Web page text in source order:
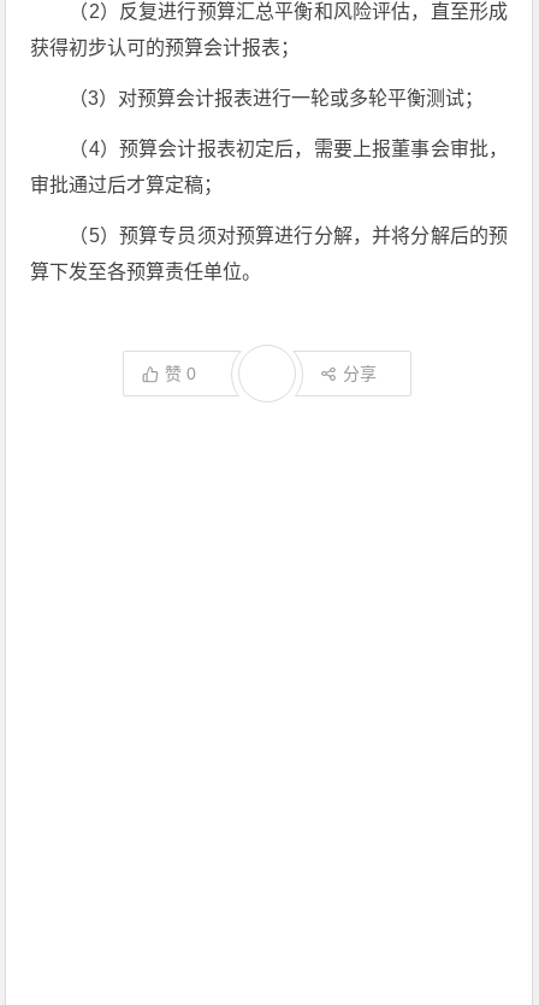
（2）反复进行预算汇总平衡和风险评估，直至形成
获得初步认可的预算会计报表；
（3）对预算会计报表进行一轮或多轮平衡测试；
（4）预算会计报表初定后，需要上报董事会审批，
审批通过后才算定稿；
（5）预算专员须对预算进行分解，并将分解后的预
算下发至各预算责任单位。
赞0 分享